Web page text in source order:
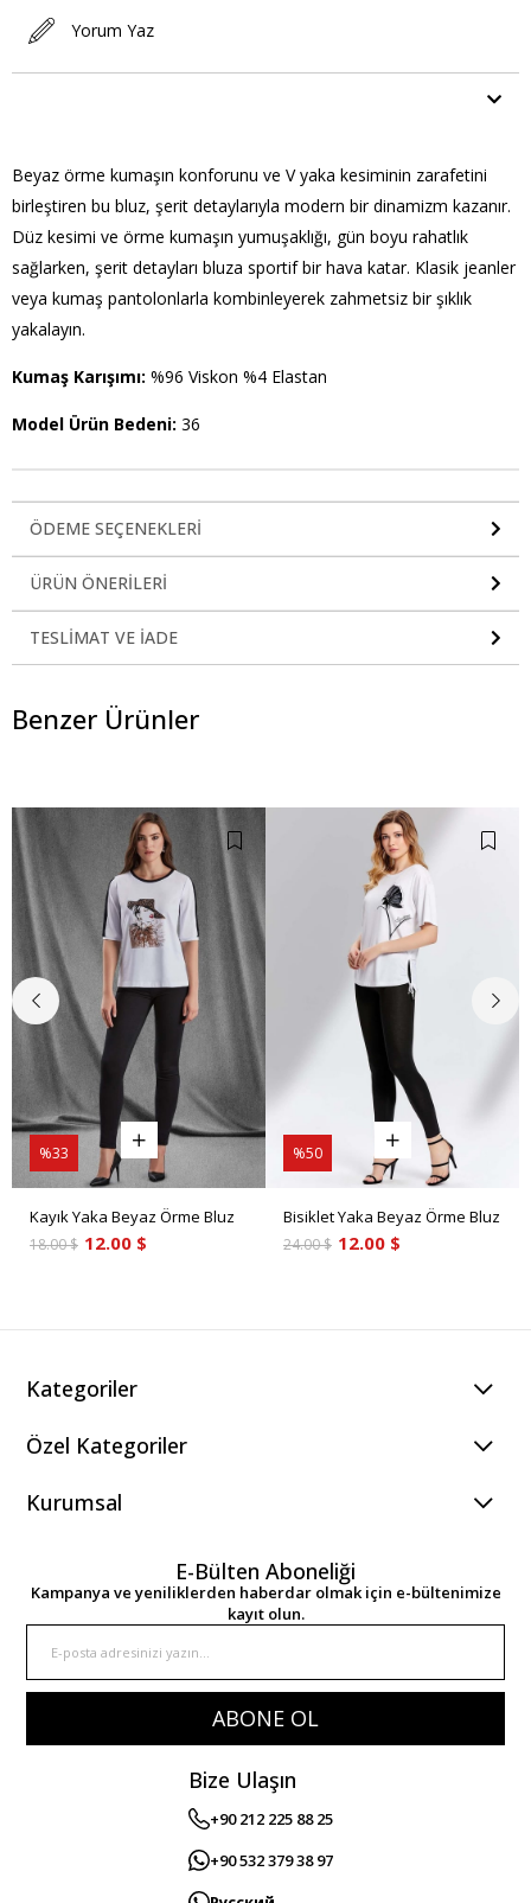
Yorum Yaz
Beyaz örme kumaşın konforunu ve V yaka kesiminin zarafetini
birleştiren bu bluz, şerit detaylarıyla modern bir dinamizm kazanır.
Düz kesimi ve örme kumaşın yumuşaklığı, gün boyu rahatlık
sağlarken, şerit detayları bluza sportif bir hava katar. Klasik jeanler
veya kumaş pantolonlarla kombinleyerek zahmetsiz bir şıklık
yakalayın.
Kumaş Karışımı: %96 Viskon %4 Elastan
Model Ürün Bedeni: 36
ÖDEME SEÇENEKLERI
ÜRÜN ÖNERILERI
TESLIMAT VE İADE
Benzer Ürünler
Kayık Yaka Beyaz Örme Bluz
12.00 $
18.00 $
%33
Bisiklet Yaka Beyaz Örme Bluz
12.00 $
24.00 $
%50
Kategoriler
Özel Kategoriler
Kurumsal
E-Bülten Aboneliği
Kampanya ve yeniliklerden haberdar olmak için e-bültenimize
kayıt olun.
ABONE OL
Bize Ulaşın
+90 212 225 88 25
+90 532 379 38 97